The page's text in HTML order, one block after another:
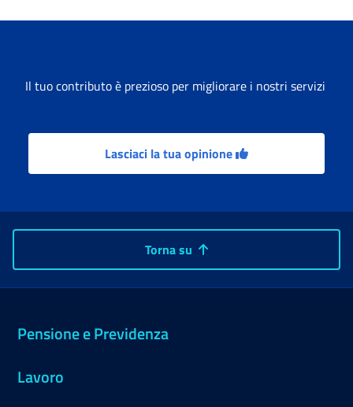
Il tuo contributo è prezioso per migliorare i nostri servizi
Lasciaci la tua opinione
Torna su
Pensione e Previdenza
Lavoro